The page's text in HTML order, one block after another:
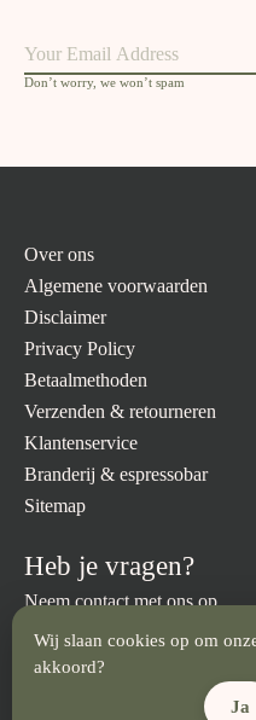
Don’t worry, we won’t spam
Over ons
Algemene voorwaarden
Disclaimer
Privacy Policy
Betaalmethoden
Verzenden & retourneren
Klantenservice
Branderij & espressobar
Sitemap
Heb je vragen?
Neem contact met ons op.
info@brandmeesters.nl
Wij slaan cookies op om
akkoord?
Ja